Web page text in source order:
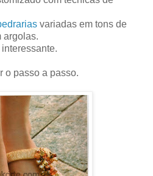
variadas em tons de
argolas.
o passo a passo.